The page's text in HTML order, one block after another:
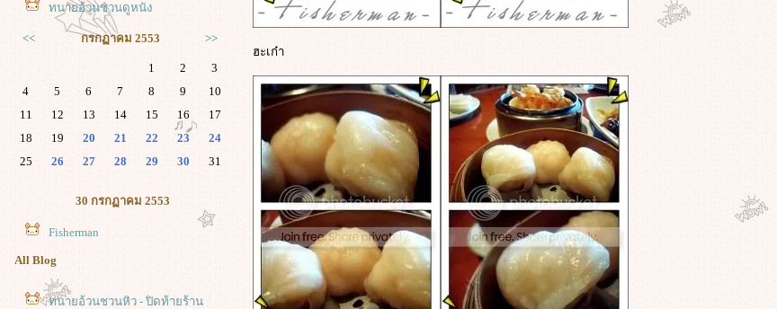
ทนายอ้วนชวนดูหนัง
<< กรกฏาคม 2553 >>
1 2
3
4
5 6 7 8 9
10
11
12 13 14 15 16
17
18
19 20 21 22 23
24
25
26 27 28 29 30 31
30 กรกฏาคม 2553
Fisherman
All Blog
ทนายอ้วนชวนหิว - ปิดท้ายร้าน
ฮะเก๋า